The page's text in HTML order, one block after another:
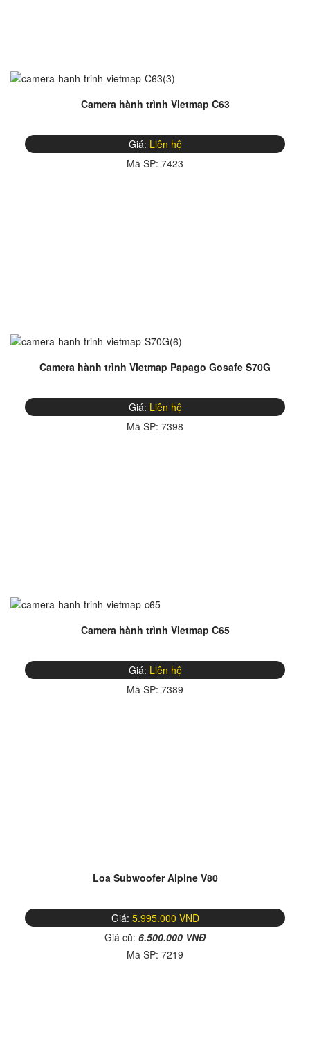
Camera hành trình Vietmap C63
Giá: Liên hệ
Mã SP: 7423
Camera hành trình Vietmap Papago Gosafe S70G
Giá: Liên hệ
Mã SP: 7398
Camera hành trình Vietmap C65
Giá: Liên hệ
Mã SP: 7389
Loa Subwoofer Alpine V80
Giá: 5.995.000 VNĐ
Giá cũ: 6.500.000 VNĐ
Mã SP: 7219